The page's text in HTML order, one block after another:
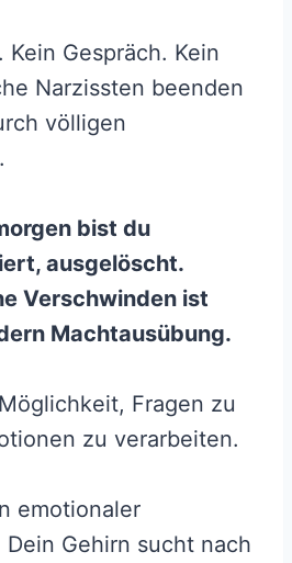
Kein Gespräch. Kein
Narzissten beenden
völligen
bist du
ausgelöscht.
Verschwinden ist
Machtausübung.
Fragen zu
zu verarbeiten.
emotionaler
Gehirn sucht nach